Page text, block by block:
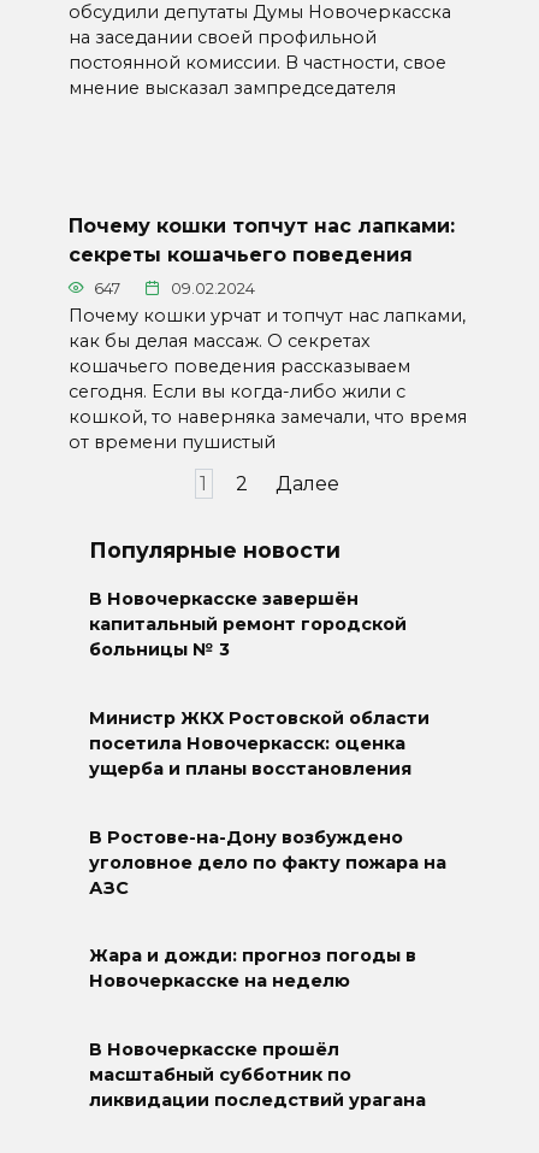
обсудили депутаты Думы Новочеркасска
на заседании своей профильной
постоянной комиссии. В частности, свое
мнение высказал зампредседателя
Почему кошки топчут нас лапками:
секреты кошачьего поведения
647 09.02.2024
Почему кошки урчат и топчут нас лапками,
как бы делая массаж. О секретах
кошачьего поведения рассказываем
сегодня. Если вы когда-либо жили с
кошкой, то наверняка замечали, что время
от времени пушистый
1 2 Далее
Популярные новости
В Новочеркасске завершён
капитальный ремонт городской
больницы № 3
Министр ЖКХ Ростовской области
посетила Новочеркасск: оценка
ущерба и планы восстановления
В Ростове-на-Дону возбуждено
уголовное дело по факту пожара на
АЗС
Жара и дожди: прогноз погоды в
Новочеркасске на неделю
В Новочеркасске прошёл
масштабный субботник по
ликвидации последствий урагана